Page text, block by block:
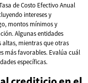
de Costo Efectivo Anual
intereses y
montos mínimos y
Algunas entidades
altas, mientras que otras
más favorables. Evalúa cuál
específicas.